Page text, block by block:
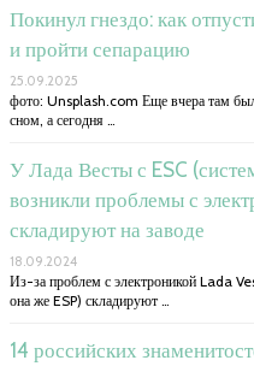
Покинул гнездо: как
и пройти сепарацию
25.09.2025
фото: Unsplash.com Еще вчера там
сном, а сегодня …
У Лада Весты с ESC
возникли проблемы с
складируют на заводе
18.09.2024
Из-за проблем с электроникой Lada
она же ESP) складируют …
14 российских